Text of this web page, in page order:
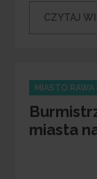
CZYTAJ
Categories
MIASTO
miasta